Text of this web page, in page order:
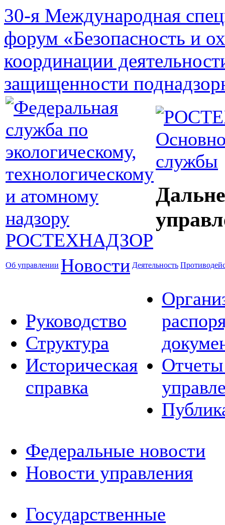
30-я Международная
форум «Безопасность и
координации
защищенности
службы
Об управлении Новости Деятельность
Руководство
Структура
Историческая
справка
Отчеты
Федеральные новости
Новости управления
Государственные